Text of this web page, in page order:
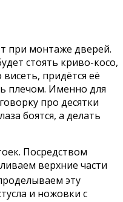
при монтаже дверей.
стоять криво-косо,
придётся её
плечом. Именно для
про десятки
боятся, а делать
Посредством
верхние части
эту
и ножовки с